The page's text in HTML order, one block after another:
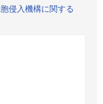
侵入機構に関する